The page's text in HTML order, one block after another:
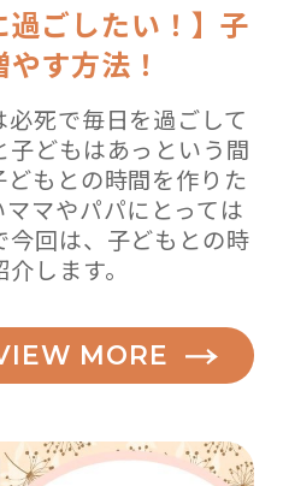
過ごしたい！】子
す方法！
死で毎日を過ごして
どもはあっという間
もとの時間を作りた
マやパパにとっては
回は、子どもとの時
します。
MORE